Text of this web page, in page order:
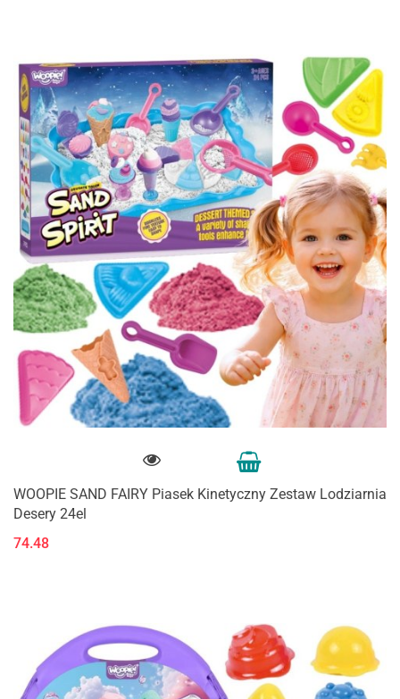
WOOPIE SAND FAIRY Piasek Kinetyczny Zestaw Lodziarnia
Desery 24el
74.48